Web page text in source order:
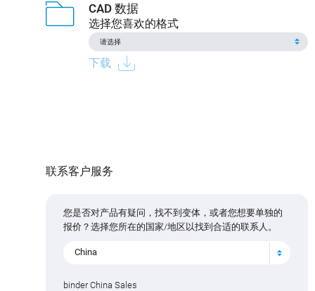
CAD 数据
选择您喜欢的格式
下载
联系客户服务
您是否对产品有疑问，找不到变体，或者您想要单独的
报价？选择您所在的国家/地区以找到合适的联系人。
China
binder China Sales